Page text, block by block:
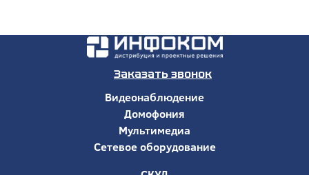
Заказать звонок
Видеонаблюдение
Домофония
Мультимедиа
Сетевое оборудование